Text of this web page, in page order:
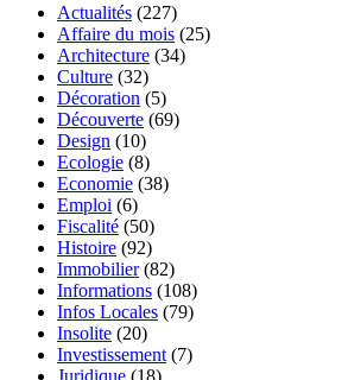
Actualités (227)
Affaire du mois (25)
Architecture (34)
Culture (32)
Décoration (5)
Découverte (69)
Design (10)
Ecologie (8)
Economie (38)
Emploi (6)
Fiscalité (50)
Histoire (92)
Immobilier(82)
Informations (108)
Infos Locales (79)
Insolite (20)
Investissement (7)
Juridique (18)